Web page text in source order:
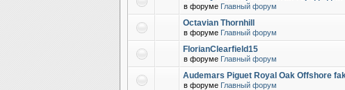
в форуме Главный форум
Octavian Thornhill
в форуме Главный форум
FlorianClearfield15
в форуме Главный форум
Audemars Piguet Royal Oak Offshore
в форуме Главный форум